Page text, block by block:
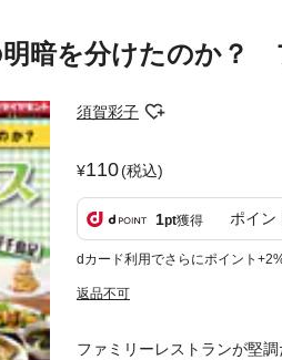
暗を分けたのか？
須賀彩子
110(税込)
1pt獲得 ポイン
dカード利用でさらにポイント
返品不可
ファミリーレストランが堅